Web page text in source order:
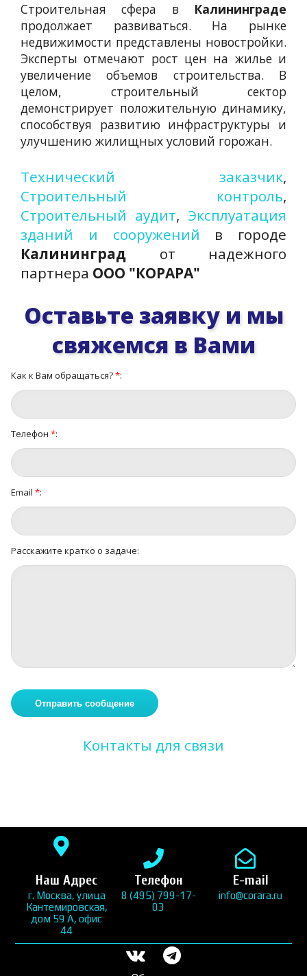
Строительная сфера в Калининграде
продолжает развиваться. На рынке
недвижимости представлены новостройки.
Эксперты отмечают рост цен на жилье и
увеличение объемов строительства. В
целом, строительный сектор
демонстрирует положительную динамику,
способствуя развитию инфраструктуры и
улучшению жилищных условий горожан.
Технический заказчик,
Строительный контроль,
Строительный аудит, Эксплуатация
зданий и сооружений в городе
Калининград от надежного
партнера ООО "КОРАРА"
Оставьте заявку и мы
свяжемся в Вами
Как к Вам обращаться?*:
Телефон *:
Email *:
Расскажите кратко о задаче:
Контакты для связи
Наш Адрес
г. Москва, улица
Кантемировская,
дом 59 А, офис
44
Телефон
8 (495) 799-17-
03
E-mail
info@corara.ru